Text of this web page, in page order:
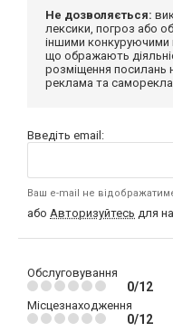
Не дозволяється:
лексики, погроз або
іншими конкуруючими
що ображають
розміщення посилань
реклама та
Введіть email:
Ваш e-mail не
або Авторизуйтесь для
Обслуговування
0/12
Місцезнаходження
0/12